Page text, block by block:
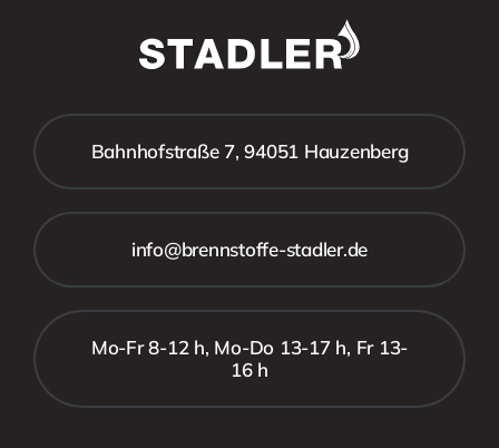
Bahnhofstraße 7, 94051 Hauzenberg
info@brennstoffe-stadler.de
Mo-Fr 8-12 h, Mo-Do 13-17 h, Fr 13-
16 h